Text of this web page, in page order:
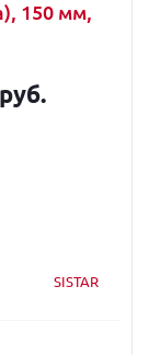
150 мм,
SISTAR